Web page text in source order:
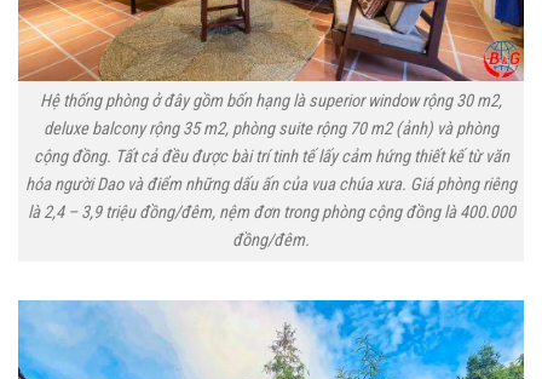
Hệ thống phòng ở đây gồm bốn hạng là superior window rộng 30 m2,
deluxe balcony rộng 35 m2, phòng suite rộng 70 m2 (ảnh) và phòng
cộng đồng. Tất cả đều được bài trí tinh tế lấy cảm hứng thiết kế từ văn
hóa người Dao và điểm những dấu ấn của vua chúa xưa. Giá phòng riêng
là 2,4 – 3,9 triệu đồng/đêm, nệm đơn trong phòng cộng đồng là 400.000
đồng/đêm.